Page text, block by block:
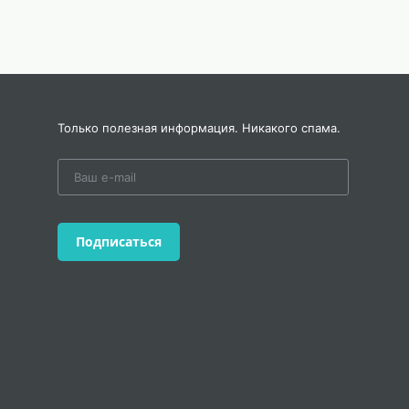
Только полезная информация. Никакого спама.
Подписаться